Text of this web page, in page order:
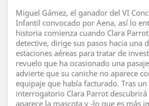
Miguel Gámez, el ganador del VI
Infantil convocado por Aena, así lo
historia comienza cuando Clara
detective, dirige sus pasos hacia una
estaciones aéreas para tratar de
revuelo que ha ocasionado una
advierte que su caniche no aparece
equipaje que había facturado. Tras
interrogatorio Clara Parrot
aparece la mascota y -lo que es más